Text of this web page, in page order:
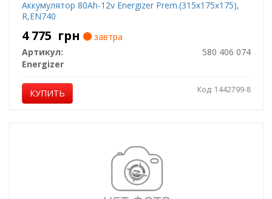
Аккумулятор 80Ah-12v Energizer Prem.(315х175х175),
R,EN740
4 775 грн
завтра
Артикул:
580 406 074
Energizer
КУПИТЬ Код: 1442799-8